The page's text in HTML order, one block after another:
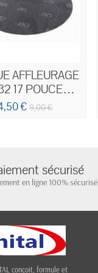
AFFLEURAGE
17 POUCES
GRAIN 80
€ 9,00 €
sécurisé
en ligne 100% sécurisé
conçoit, formule et